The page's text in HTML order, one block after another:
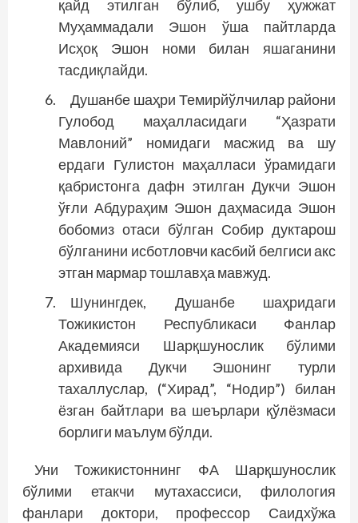
қайд этилган бўлиб, ушбу ҳужжат
Муҳаммадали Эшон ўша пайтларда
Исҳоқ Эшон номи билан яшаганини
тасдиқлайди.
Душанбе шаҳри Темирйўлчилар райони
Гулобод маҳалласидаги “Ҳазрати
Мавлоний” номидаги масжид ва шу
ердаги Гулистон маҳалласи ўрамидаги
қабристонга дафн этилган Дукчи Эшон
ўғли Абдураҳим Эшон даҳмасида Эшон
бобомиз отаси бўлган Собир дуктарош
бўлганини исботловчи касбий белгиси акс
этган мармар тош­лавҳа мавжуд.
Шунингдек, Душанбе шаҳридаги
Тожикистон Республикаси Фанлар
Академияси Шарқшунослик бўлими
архивида Дукчи Эшонинг турли
тахаллуслар, (“Хирад”, “Нодир”) билан
ёзган байтлари ва шеърлари қўлёзмаси
борлиги маълум бўлди.
Уни Тожикистоннинг ФА Шарқшунослик
бўлими етакчи мутахассиси, филология
фанлари доктори, профессор Саидхўжа